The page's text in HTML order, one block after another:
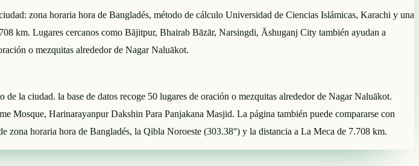
zona horaria hora de Bangladés, método de cálculo Universidad de Ciencias Islámicas, Karachi y una
km. Lugares cercanos como Bājitpur, Bhairab Bāzār, Narsingdi, Āshuganj City también ayudan a
o mezquitas alrededor de Nagar Naluākot.
la ciudad. la base de datos recoge 50 lugares de oración o mezquitas alrededor de Nagar Naluākot.
Mosque, Harinarayanpur Dakshin Para Panjakana Masjid. La página también puede compararse con
horaria hora de Bangladés, la Qibla Noroeste (303.38°) y la distancia a La Meca de 7.708 km.